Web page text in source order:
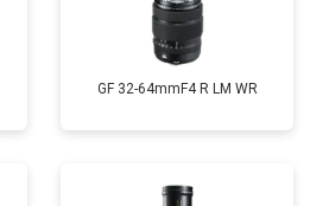
GF 32-64mmF4 R LM WR